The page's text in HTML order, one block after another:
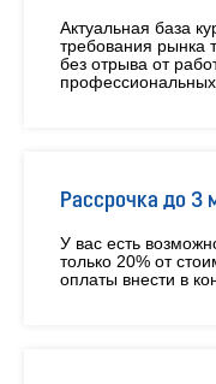
Актуальная база
требования рынка
без отрыва от
Рассрочка до 3
У вас есть
только 20% от
оплаты внести в